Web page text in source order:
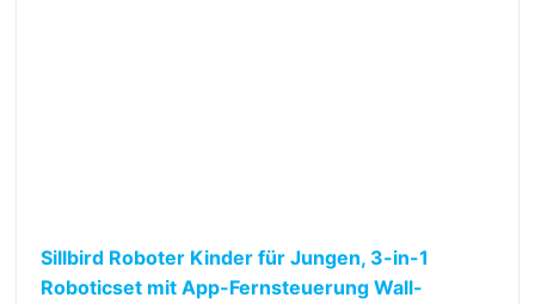
Sillbird Roboter Kinder für Jungen, 3-in-1
Roboticset mit App-Fernsteuerung Wall-